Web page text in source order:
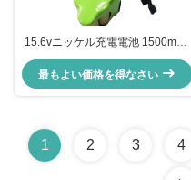
15.6vニッケル充電電池 1500mAh
1200mah ニムハ電池
最もよい価格を得なさい
1 2 3 4